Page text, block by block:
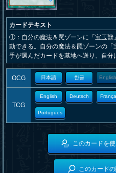
カードテキスト
①：自分の魔法＆罠ゾーンに「宝玉獣
動できる。自分の魔法＆罠ゾーンの
手が選んだカードを墓地へ送り、自分
OCG 日本語 한글
TCG
English Deutsch
Portugues
このカードを
このカード